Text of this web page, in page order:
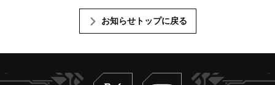
お知らせトップに戻る
Twitter ヴァンガードch